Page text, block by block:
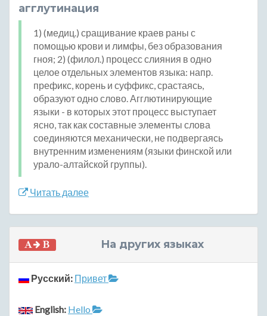
агглутинация
1) (медиц.) сращивание краев раны с
помощью крови и лимфы, без образования
гноя; 2) (филол.) процесс слияния в одно
целое отдельных элементов языка: напр.
префикс, корень и суффикс, срастаясь,
образуют одно слово. Агглютинирующие
языки - в которых этот процесс выступает
ясно, так как составные элементы слова
соединяются механически, не подвергаясь
внутренним изменениям (языки финской или
урало-алтайской группы).
Читать далее
На других языках
Русский: Привет
English: Hello